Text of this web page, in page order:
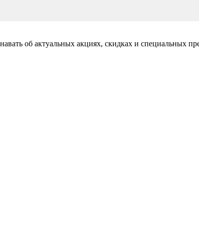
об актуальных акциях, скидках и специальных